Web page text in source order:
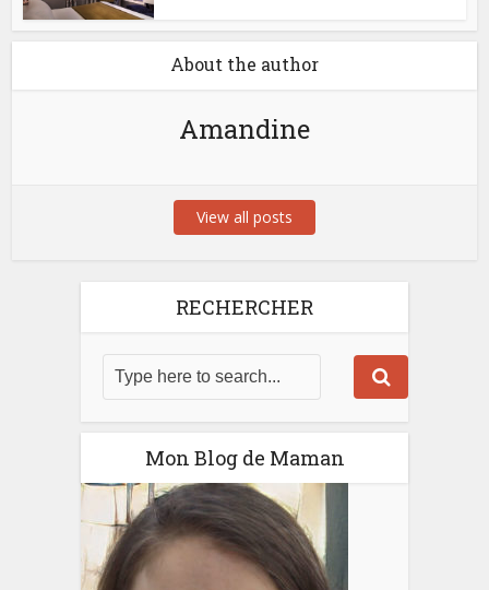
About the author
Amandine
View all posts
RECHERCHER
Mon Blog de Maman